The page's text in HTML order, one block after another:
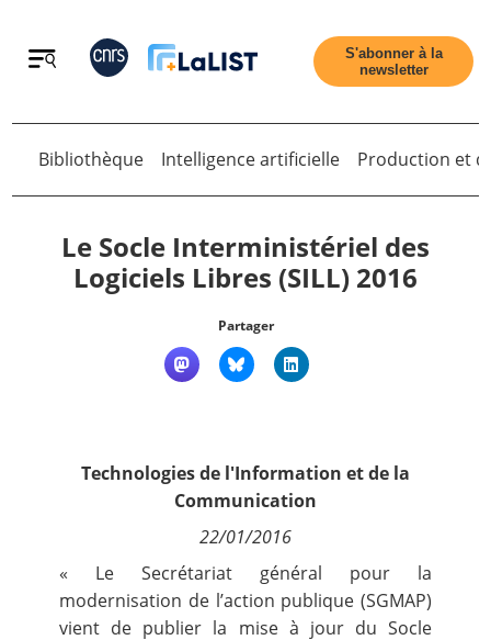
Retour
Nous suivre
S'abonner à la
newsletter
Retour
Bibliothèque Intelligence artificielle Production et
Le Socle Interministériel des
Logiciels Libres (SILL) 2016
Partager
Technologies de l'Information et de la
Communication
22/01/2016
« Le Secrétariat général pour la
modernisation de l’action publique (SGMAP)
vient de publier la mise à jour du Socle